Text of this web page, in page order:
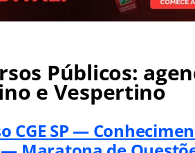
Públicos:
e Vespertino
CGE SP —